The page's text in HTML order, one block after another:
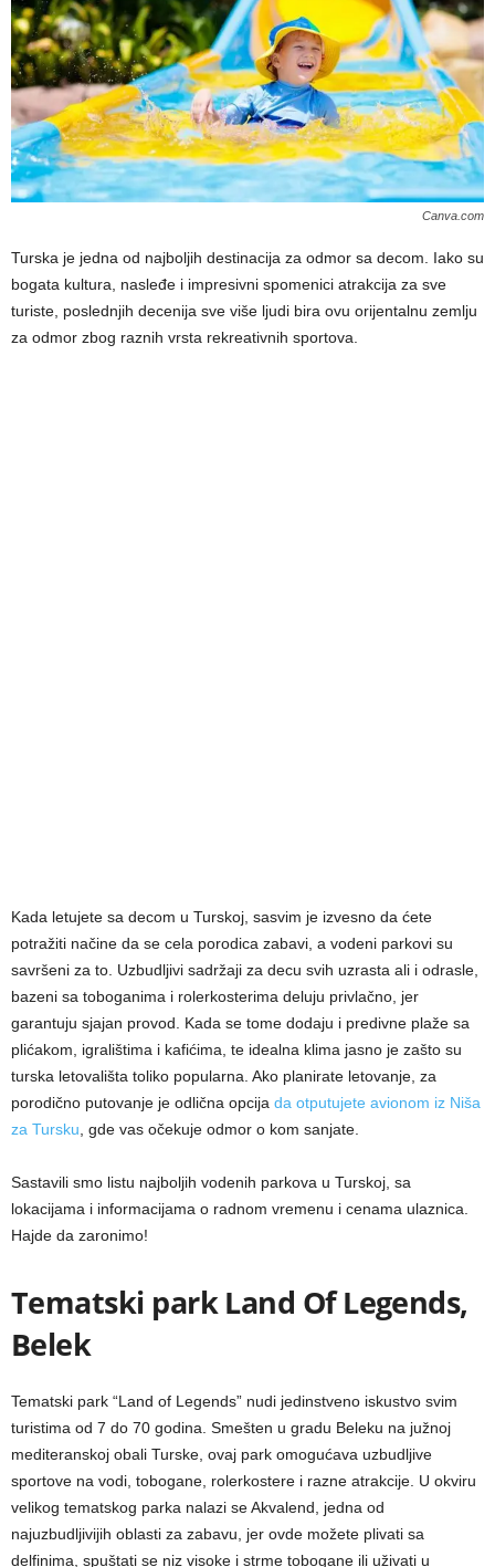
Canva.com
Turska je jedna od najboljih destinacija za odmor sa decom. Iako su
bogata kultura, nasleđe i impresivni spomenici atrakcija za sve
turiste, poslednjih decenija sve više ljudi bira ovu orijentalnu zemlju
za odmor zbog raznih vrsta rekreativnih sportova.
Kada letujete sa decom u Turskoj, sasvim je izvesno da ćete
potražiti načine da se cela porodica zabavi, a vodeni parkovi su
savršeni za to. Uzbudljivi sadržaji za decu svih uzrasta ali i odrasle,
bazeni sa toboganima i rolerkosterima deluju privlačno, jer
garantuju sjajan provod. Kada se tome dodaju i predivne plaže sa
plićakom, igralištima i kafićima, te idealna klima jasno je zašto su
turska letovališta toliko popularna. Ako planirate letovanje, za
porodično putovanje je odlična opcija da otputujete avionom iz Niša
za Tursku , gde vas očekuje odmor o kom sanjate.
Sastavili smo listu najboljih vodenih parkova u Turskoj, sa
lokacijama i informacijama o radnom vremenu i cenama ulaznica.
Hajde da zaronimo!
Tematski park Land Of Legends,
Belek
Tematski park “Land of Legends” nudi jedinstveno iskustvo svim
turistima od 7 do 70 godina. Smešten u gradu Beleku na južnoj
mediteranskoj obali Turske, ovaj park omogućava uzbudljive
sportove na vodi, tobogane, rolerkostere i razne atrakcije. U okviru
velikog tematskog parka nalazi se Akvalend, jedna od
najuzbudljivijih oblasti za zabavu, jer ovde možete plivati sa
delfinima, spuštati se niz visoke i strme tobogane ili uživati u